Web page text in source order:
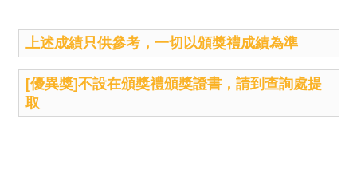
上述成績只供參考，一切以頒獎禮成績為準
[優異獎]不設在頒獎禮頒獎證書，請到查詢處提
取